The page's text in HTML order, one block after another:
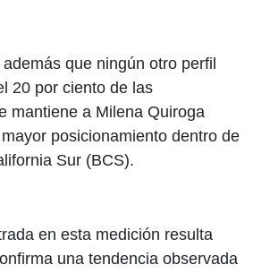
que ningún otro perfil
20 por ciento de las
mantiene a Milena Quiroga
posicionamiento dentro de
Sur (BCS).
en esta medición resulta
una tendencia observada